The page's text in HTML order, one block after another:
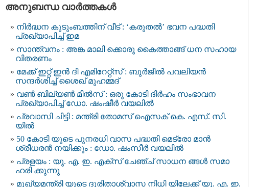
അനുബന്ധ വാര്‍ത്തകള്‍
നിർദ്ധന കുടുംബത്തിന് വീട് : ‘കരുതൽ’ ഭവന പദ്ധതി
പ്രഖ്യാപിച്ച് ഇമ
സാന്ത്വനം : അങ്ക മാലി ക്കൊരു കൈത്താങ്ങ് ധന സഹായ
വിതരണം
മേക്ക് ഇറ്റ് ഇൻ ദി എമിറേറ്റ്‌സ് : ബുർജീൽ പവലിയൻ
സന്ദർശിച്ച് ശൈഖ് മുഹമ്മദ്
വൺ ബില്യൺ മീൽസ് : ഒരു കോടി ദിർഹം സംഭാവന
പ്രഖ്യാപിച്ച് ഡോ. ഷംഷീർ വയലിൽ
പ്രവാസി ചിട്ടി : മന്ത്രി തോമസ് ഐസക് കെ. എസ്. സി.
യില്‍
50 കോടി യുടെ പുനരധി വാസ പദ്ധതി മെട്രോ മാൻ
ശ്രീധരൻ നയിക്കും : ഡോ. ഷംസീർ വയലിൽ
പ്രളയം : യു. എ. ഇ. എക്സ് ചേഞ്ച് സാധന ങ്ങൾ സമാ
ഹരി ക്കുന്നു
മുഖ്യമന്ത്രി യുടെ ദുരിതാശ്വാസ നിധി യിലേക്ക് യു. എ. ഇ.